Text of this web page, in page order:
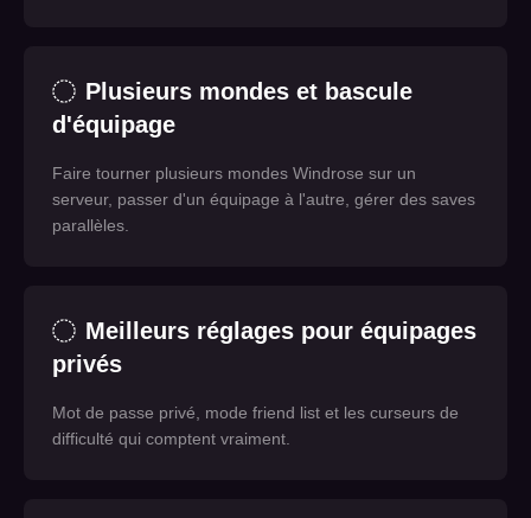
Plusieurs mondes et bascule
d'équipage
Faire tourner plusieurs mondes Windrose sur un
serveur, passer d'un équipage à l'autre, gérer des saves
parallèles.
Meilleurs réglages pour équipages
privés
Mot de passe privé, mode friend list et les curseurs de
difficulté qui comptent vraiment.